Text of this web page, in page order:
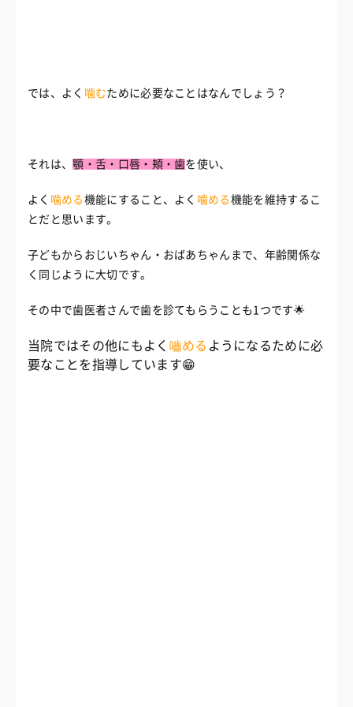
では、よく 噛むために必要なことはなんでしょう？
それは、顎・舌・口唇・頬・歯を使い、
よく 噛める 機能にすること、 よく 噛める 機能を維持するこ
とだと思います。
子どもからおじいちゃん・おばあちゃんまで、 年齢関係な
く同じように大切です。
その中で歯医者さんで歯を診てもらうことも1つです🌟
当院ではその他にもよく 嚙める ようになるために必
要なことを指導しています😁